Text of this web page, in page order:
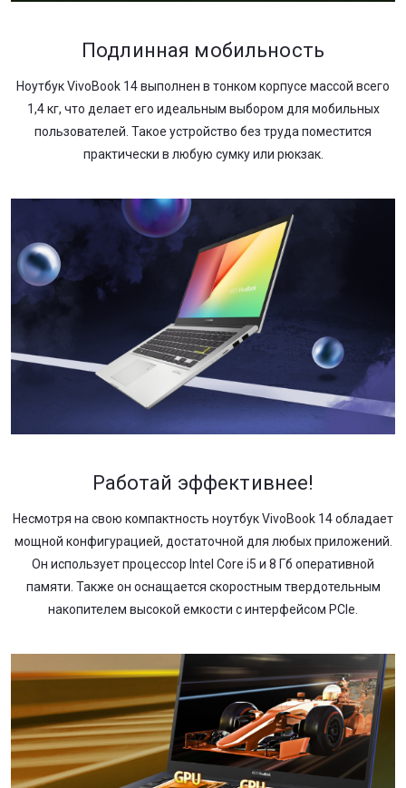
Подлинная мобильность
Ноутбук VivoBook 14 выполнен в тонком корпусе массой всего
1,4 кг, что делает его идеальным выбором для мобильных
пользователей. Такое устройство без труда поместится
практически в любую сумку или рюкзак.
Работай эффективнее!
Несмотря на свою компактность ноутбук VivoBook 14 обладает
мощной конфигурацией, достаточной для любых приложений.
Он использует процессор Intel Core i5 и 8 Гб оперативной
памяти. Также он оснащается скоростным твердотельным
накопителем высокой емкости с интерфейсом PCIe.